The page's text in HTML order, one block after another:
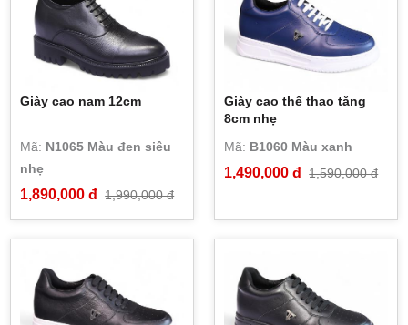
Giày cao nam 12cm
Mã: N1065 Màu đen siêu
nhẹ
1,890,000 đ 1,990,000 đ
Giày cao thể thao tăng
8cm nhẹ
Mã: B1060 Màu xanh
1,490,000 đ 1,590,000 đ